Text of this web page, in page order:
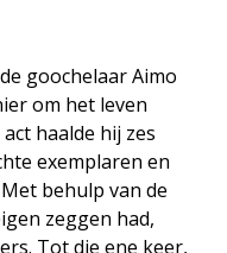
goochelaar Aimo
om het leven
haalde hij zes
exemplaren en
behulp van de
zeggen had,
Tot die ene keer,